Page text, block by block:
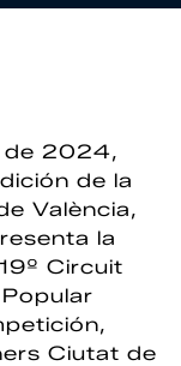
de 2024,
de la
València,
la
Circuit
Ciutat de